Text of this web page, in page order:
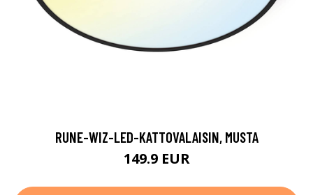
RUNE-WIZ-LED-KATTOVALAISIN, MUSTA
149.9 EUR